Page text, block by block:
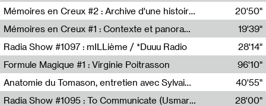
Radio Orange 94.0
Mémoires en Creux #2 : Archive d'une histoire artistique
Sophie Auger-Grappin
20'50"
Mémoires en Creux #1 : Contexte et panorama
Sophie Auger-Grappin
19'39"
Radia Show #1097 : mILLième / *Duuu Radio
28'14"
Formule Magique #1 : Virginie Poitrasson
Nathalie Lacroix,Virginie Poitrasson
96'10"
Anatomie du Tomason, entretien avec Sylvain Cardonnel
Loraine Baud,Sylvain Cardonnel
40'55"
Radia Show #1095 : To Communicate (Usmaradio)
28'00"